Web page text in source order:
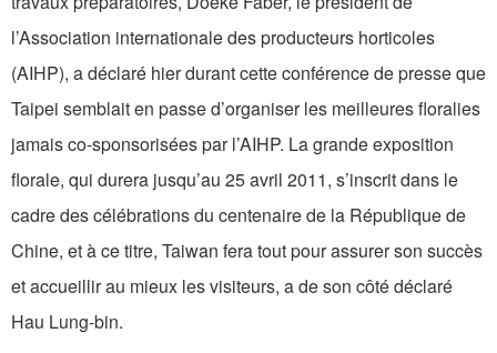
l’Association internationale des producteurs horticoles
(AIHP), a déclaré hier durant cette conférence de presse que
Taipei semblait en passe d’organiser les meilleures floralies
jamais co-sponsorisées par l’AIHP. La grande exposition
florale, qui durera jusqu’au 25 avril 2011, s’inscrit dans le
cadre des célébrations du centenaire de la République de
Chine, et à ce titre, Taiwan fera tout pour assurer son succès
et accueillir au mieux les visiteurs, a de son côté déclaré
Hau Lung-bin.